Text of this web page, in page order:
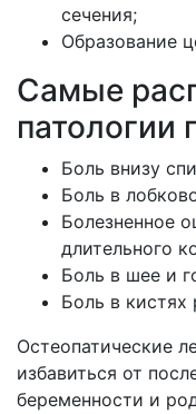
сечения;
Образование
Самые
патологии
Боль внизу
Боль в
Болезненное
длительного
Боль в шее и
Боль в кистях
Остеопатические
избавиться от
беременности и